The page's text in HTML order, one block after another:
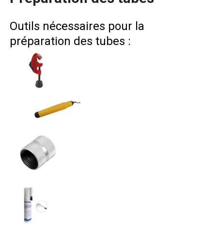
Outils nécessaires pour la
préparation des tubes :